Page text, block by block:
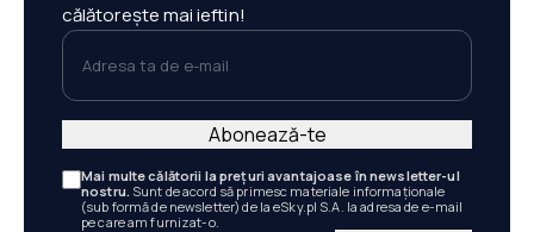
călătorește mai ieftin!
Adresa ta de e-mail
Mai multe călătorii la prețuri avantajoase în newsletter-ul
nostru. Sunt de acord să primesc materiale informaționale
(sub formă de newsletter) de la eSky.pl S.A. la adresa de e-mail
pe care am furnizat-o.
Abonează-te